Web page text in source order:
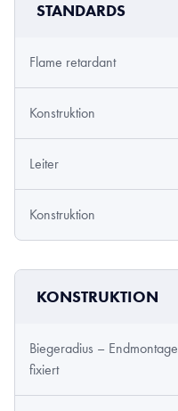
STANDARDS
Flame retardant
Konstruktion
Leiter
Konstruktion
KONSTRUKTION
Biegeradius – Endmontage
fixiert